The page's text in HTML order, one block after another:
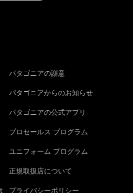
パタゴニアの謝意
パタゴニアからのお知らせ
パタゴニアの公式アプリ
プロセールス プログラム
ユニフォーム プログラム
正規取扱店について
プライバシーポリシー